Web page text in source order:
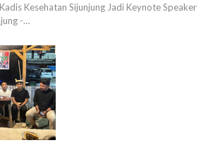
Kesehatan Sijunjung Jadi Keynote Speaker
-…